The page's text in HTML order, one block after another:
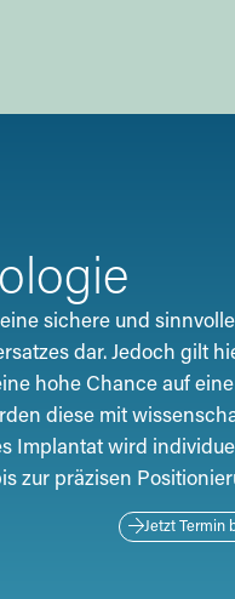
sichere und
dar. Jedoch gilt
hohe Chance auf
diese mit
Implantat wird
zur präzisen
Jetzt Termin